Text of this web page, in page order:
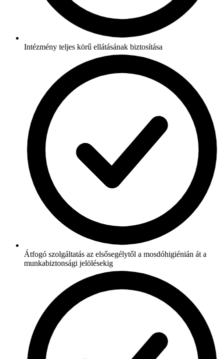
Intézmény teljes körű ellátásának biztosítása
Átfogó szolgáltatás az elsősegélytől a mosdóhigiénián át a
munkabiztonsági jelölésekig